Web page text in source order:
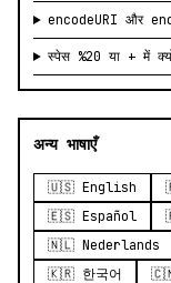
encodeURI और
स्पेस %20 या + में
अन्य भाषाएँ
🇺🇸 English
🇪🇸 Español
🇳🇱 Nederlands
🇰🇷 한국어